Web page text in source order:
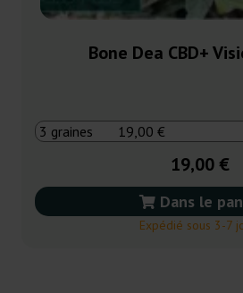
Bone Dea CBD+
19,00 €
Dans le
Expédié sous 3-7